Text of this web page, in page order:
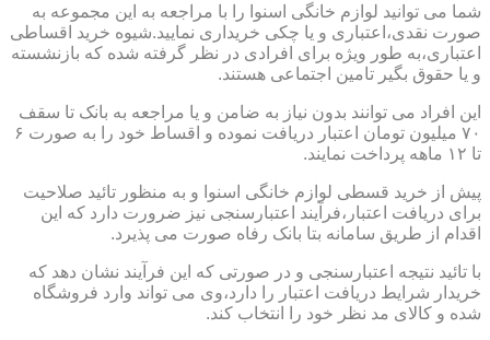
شما می توانید لوازم خانگی اسنوا را با مراجعه به این مجموعه به
صورت نقدی،اعتباری و یا چکی خریداری نمایید.شیوه خرید اقساطی
اعتباری،به طور ویژه برای افرادی در نظر گرفته شده که بازنشسته
و یا حقوق بگیر تامین اجتماعی هستند.
این افراد می توانند بدون نیاز به ضامن و یا مراجعه به بانک تا سقف
۷۰ میلیون تومان اعتبار دریافت نموده و اقساط خود را به صورت ۶
تا ۱۲ ماهه پرداخت نمایند.
پیش از خرید قسطی لوازم خانگی اسنوا و به منظور تائید صلاحیت
برای دریافت اعتبار،فرآیند اعتبارسنجی نیز ضرورت دارد که این
اقدام از طریق سامانه بتا بانک رفاه صورت می پذیرد.
با تائید نتیجه اعتبارسنجی و در صورتی که این فرآیند نشان دهد که
خریدار شرایط دریافت اعتبار را دارد،وی می تواند وارد فروشگاه
شده و کالای مد نظر خود را انتخاب کند.